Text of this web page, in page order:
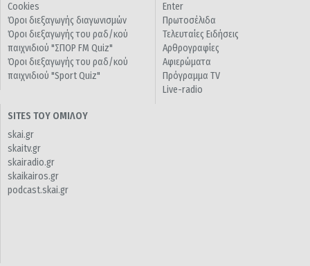
Cookies
Όροι διεξαγωγής διαγωνισμών
Όροι διεξαγωγής του ραδ/κού
παιχνιδιού "ΣΠΟΡ FM Quiz"
Όροι διεξαγωγής του ραδ/κού
παιχνιδιού "Sport Quiz"
Enter
Πρωτοσέλιδα
Τελευταίες Ειδήσεις
Αρθρογραφίες
Αφιερώματα
Πρόγραμμα TV
Live-radio
SITES ΤΟΥ ΟΜΙΛΟΥ
skai.gr
skaitv.gr
skairadio.gr
skaikairos.gr
podcast.skai.gr